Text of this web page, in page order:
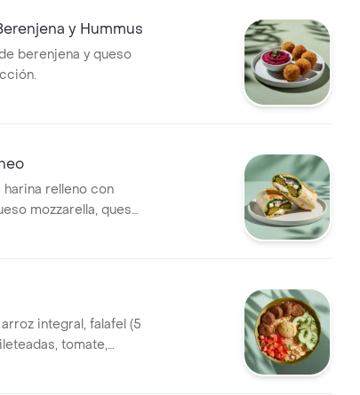
y Hummus
berenjena y queso
relleno con
mozzarella, queso
cebolla morada y
integral, falafel (5
tomate,